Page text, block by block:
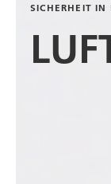
SICHERHEIT IN